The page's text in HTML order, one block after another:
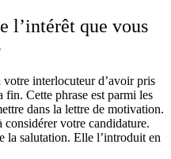
l’intérêt que vous
interlocuteur d’avoir pris
fin. Cette phrase est parmi les
dans la lettre de motivation.
votre candidature.
la salutation. Elle l’introduit en